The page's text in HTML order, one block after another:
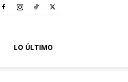
LO ÚLTIMO